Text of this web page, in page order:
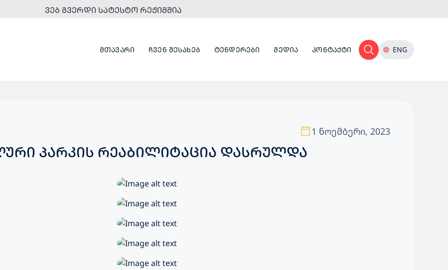
ᲕᲔᲑ ᲒᲕᲔᲠᲓᲘ ᲡᲐᲢᲔᲡᲢᲝ ᲠᲔᲟᲘᲛᲨᲘᲐ
ᲛᲗᲐᲕᲐᲠᲘ ᲩᲕᲔᲜ ᲨᲔᲡᲐᲮᲔᲑ ᲢᲔᲜᲓᲔᲠᲔᲑᲘ ᲛᲔᲓᲘᲐ ᲙᲝᲜᲢᲐᲥᲢᲘ ENG
1 ნოემბერი, 2023
ᲞᲐᲠᲙᲘᲡ ᲠᲔᲐᲑᲘᲚᲘᲢᲐᲪᲘᲐ ᲓᲐᲡᲠᲣᲚᲓᲐ